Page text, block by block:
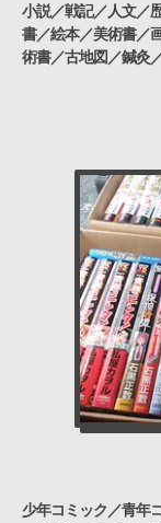
小説／戦記／人文／
書／絵本／美術書／
術書／古地図／鍼灸
少年コミック／青年